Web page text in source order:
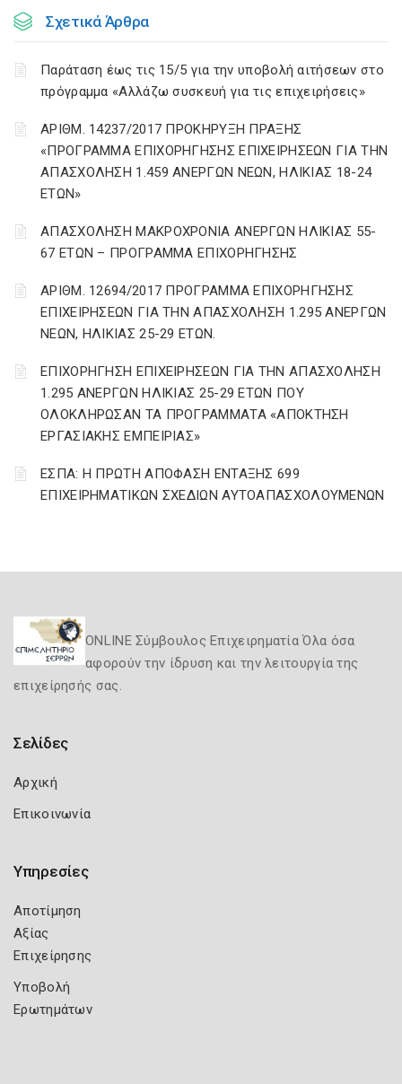
Σχετικά Άρθρα
Παράταση έως τις 15/5 για την υποβολή αιτήσεων στο
πρόγραμμα «Αλλάζω συσκευή για τις επιχειρήσεις»
ΑΡΙΘΜ. 14237/2017 ΠΡΟΚΗΡΥΞΗ ΠΡΑΞΗΣ
«ΠΡΟΓΡΑΜΜΑ ΕΠΙΧΟΡΗΓΗΣΗΣ ΕΠΙΧΕΙΡΗΣΕΩΝ ΓΙΑ ΤΗΝ
ΑΠΑΣΧΟΛΗΣΗ 1.459 ΑΝΕΡΓΩΝ ΝΕΩΝ, ΗΛΙΚΙΑΣ 18-24
ΕΤΩΝ»
ΑΠΑΣΧΟΛΗΣΗ ΜΑΚΡΟΧΡΟΝΙΑ ΑΝΕΡΓΩΝ ΗΛΙΚΙΑΣ 55-
67 ΕΤΩΝ – ΠΡΟΓΡΑΜΜΑ ΕΠΙΧΟΡΗΓΗΣΗΣ
ΑΡΙΘΜ. 12694/2017 ΠΡΟΓΡΑΜΜΑ ΕΠΙΧΟΡΗΓΗΣΗΣ
ΕΠΙΧΕΙΡΗΣΕΩΝ ΓΙΑ ΤΗΝ ΑΠΑΣΧΟΛΗΣΗ 1.295 ΑΝΕΡΓΩΝ
ΝΕΩΝ, ΗΛΙΚΙΑΣ 25-29 ΕΤΩΝ.
ΕΠΙΧΟΡΗΓΗΣΗ ΕΠΙΧΕΙΡΗΣΕΩΝ ΓΙΑ ΤΗΝ ΑΠΑΣΧΟΛΗΣΗ
1.295 ΑΝΕΡΓΩΝ ΗΛΙΚΙΑΣ 25-29 ΕΤΩΝ ΠΟΥ
ΟΛΟΚΛΗΡΩΣΑΝ ΤΑ ΠΡΟΓΡΑΜΜΑΤΑ «ΑΠΟΚΤΗΣΗ
ΕΡΓΑΣΙΑΚΗΣ ΕΜΠΕΙΡΙΑΣ»
ΕΣΠΑ: Η ΠΡΩΤΗ ΑΠΟΦΑΣΗ ΕΝΤΑΞΗΣ 699
ΕΠΙΧΕΙΡΗΜΑΤΙΚΩΝ ΣΧΕΔΙΩΝ ΑΥΤΟΑΠΑΣΧΟΛΟΥΜΕΝΩΝ
ONLINE Σύμβουλος Επιχειρηματία Όλα όσα
αφορούν την ίδρυση και την λειτουργία της
επιχείρησής σας.
Σελίδες
Αρχική
Επικοινωνία
Υπηρεσίες
Αποτίμηση
Αξίας
Επιχείρησης
Υποβολή
Ερωτημάτων